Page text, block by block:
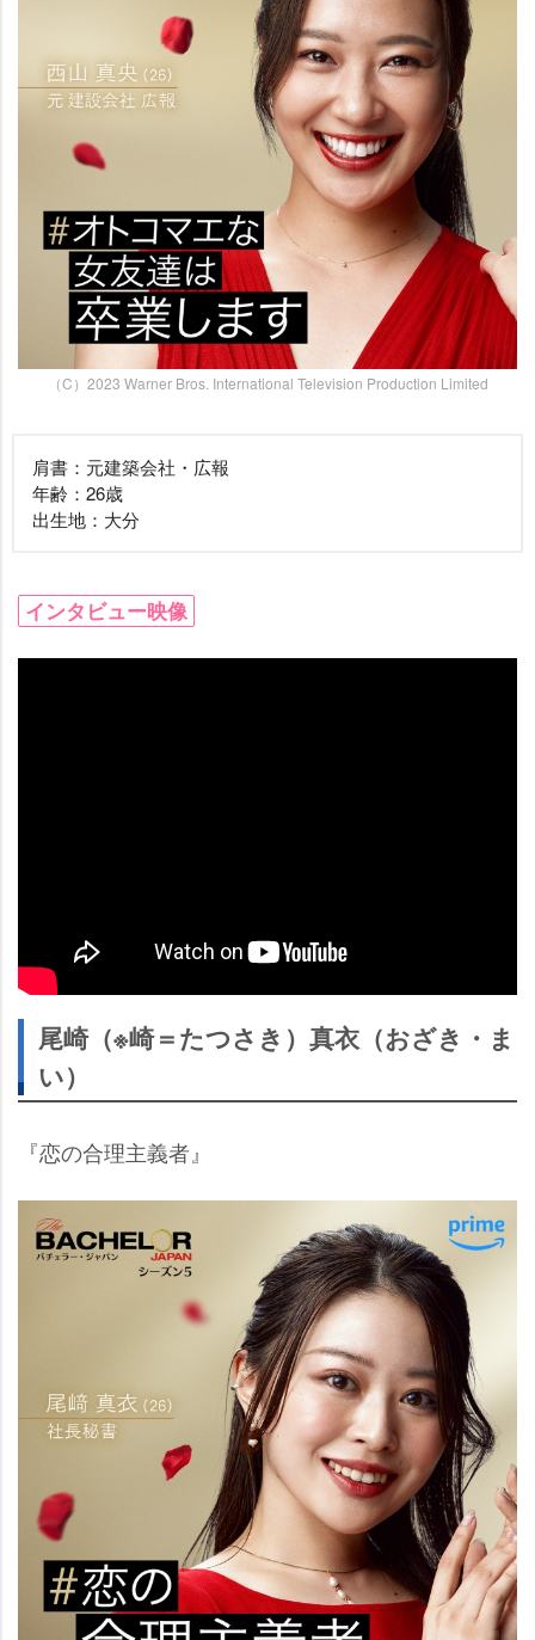
（C）2023 Warner Bros. International Television Production Limited
肩書：元建築会社・広報
年齢：26歳
出生地：大分
インタビュー映像
尾崎（※崎＝たつさき）真衣（おざき・ま
い）
『恋の合理主義者』